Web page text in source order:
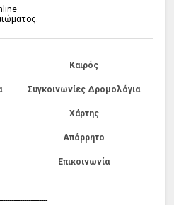
Καιρός
Συγκοινωνίες Δρομολόγια
Χάρτης
Απόρρητο
Επικοινωνία